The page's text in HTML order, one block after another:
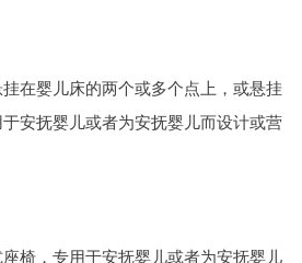
在婴儿床的两个或多个点上，或悬挂
安抚婴儿或者为安抚婴儿而设计或营
椅，专用于安抚婴儿或者为安抚婴儿